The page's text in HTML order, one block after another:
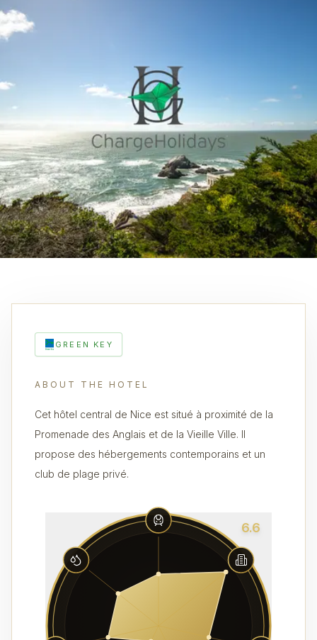
GREEN KEY
ABOUT THE HOTEL
Cet hôtel central de Nice est situé à proximité de la
Promenade des Anglais et de la Vieille Ville. Il
propose des hébergements contemporains et un
club de plage privé.
6.6